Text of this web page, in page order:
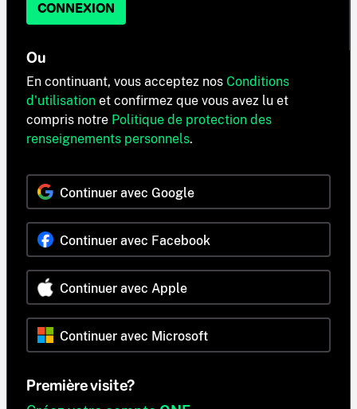
CONNEXION
Ou
En continuant, vous acceptez nos Conditions
d'utilisation et confirmez que vous avez lu et
compris notre Politique de protection des
renseignements personnels.
Continuer avec Google
Continuer avec Facebook
Continuer avec Apple
Continuer avec Microsoft
Première visite?